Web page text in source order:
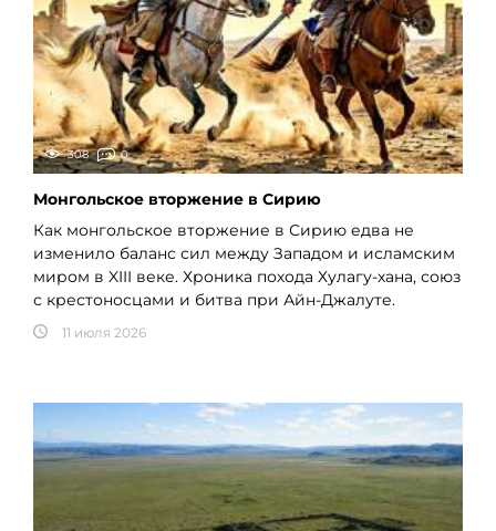
308 0
Монгольское вторжение в Сирию
Как монгольское вторжение в Сирию едва не
изменило баланс сил между Западом и исламским
миром в XIII веке. Хроника похода Хулагу-хана, союз
с крестоносцами и битва при Айн-Джалуте.
11 июля 2026